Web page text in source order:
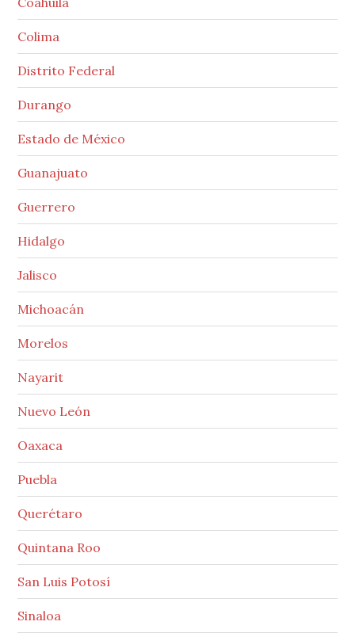
Colima
Distrito Federal
Durango
Estado de México
Guanajuato
Guerrero
Hidalgo
Jalisco
Michoacán
Morelos
Nayarit
Nuevo León
Oaxaca
Puebla
Querétaro
Quintana Roo
San Luis Potosí
Sinaloa